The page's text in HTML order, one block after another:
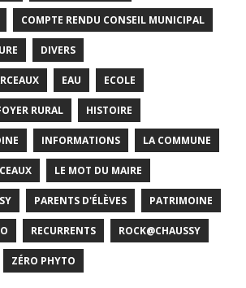
COMPTE RENDU CONSEIL MUNICIPAL
DIVERS
EAU ECOLE
RURAL HISTOIRE
INFORMATIONS LA COMMUNE
LE MOT DU MAIRE
PARENTS D'ÉLÈVES PATRIMOINE
RECURRENTS ROCK@CHAUSSY
ZÉRO PHYTO